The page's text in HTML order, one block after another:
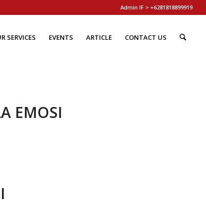
Admin IF > +6281818899919
SERVICES EVENTS ARTICLE CONTACT US
EMOSI